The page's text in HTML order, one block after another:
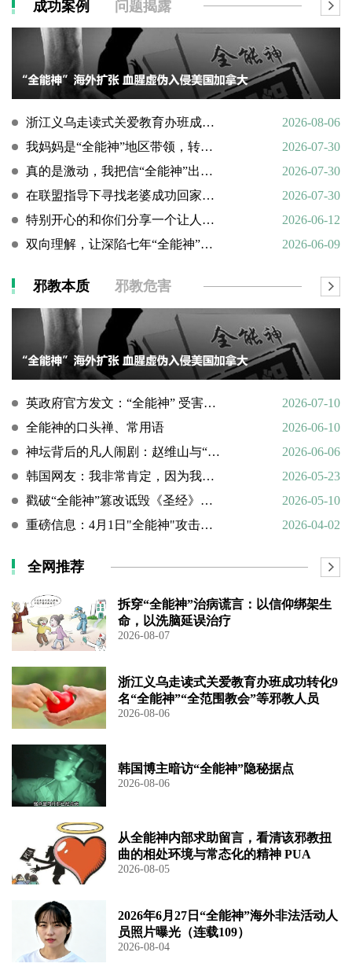
成功案例 问题揭露
浙江义乌走读式关爱教育办班成功转化9名“全能神”“全范围教会”等邪教人员
2026-08-06
我妈妈是“全能神”地区带领，转化情况好转
2026-07-30
真的是激动，我把信“全能神”出走的老婆找了回来
2026-07-30
在联盟指导下寻找老婆成功回家回顾
2026-07-30
特别开心的和你们分享一个让人欣慰的好消息
2026-06-12
双向理解，让深陷七年“全能神”的母亲彻底醒悟
2026-06-09
邪教本质 邪教危害
英政府官方发文：“全能神” 受害说辞不实，英国拒为邪教提供庇护
2026-07-10
全能神的口头禅、常用语
2026-06-10
神坛背后的凡人闹剧：赵维山与“女基督”杨向斌的隐秘家庭史
2026-06-06
韩国网友：我非常肯定，因为我亲眼所见。
2026-05-23
戳破“全能神”篡改诋毁《圣经》的荒谬本质
2026-05-10
重磅信息：4月1日"全能神"攻击天主教
2026-04-02
全网推荐
拆穿“全能神”治病谎言：以信仰绑架生
命，以洗脑延误治疗
2026-08-07
浙江义乌走读式关爱教育办班成功转化9
名“全能神”“全范围教会”等邪教人员
2026-08-06
韩国博主暗访“全能神”隐秘据点
2026-08-06
从全能神内部求助留言，看清该邪教扭
曲的相处环境与常态化的精神 PUA
2026-08-05
2026年6月27日“全能神”海外非法活动人
员照片曝光（连载109）
2026-08-04